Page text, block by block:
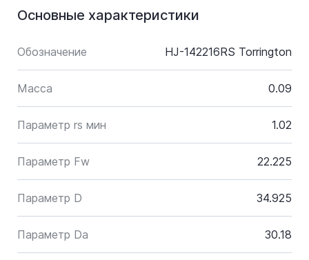
Основные характеристики
Обозначение HJ-142216RS Torrington
Масса 0.09
Параметр rs мин 1.02
Параметр Fw 22.225
Параметр D 34.925
Параметр Da 30.18